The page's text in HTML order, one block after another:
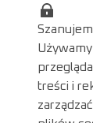
treści i